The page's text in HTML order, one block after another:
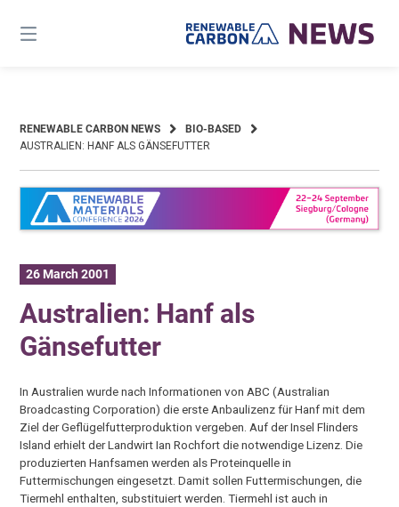
content
RENEWABLE CARBON NEWS
BIO-BASED
AUSTRALIEN: HANF ALS GÄNSEFUTTER
26 March 2001
Australien: Hanf als
Gänsefutter
In Australien wurde nach Informationen von ABC (Australian
Broadcasting Corporation) die erste Anbaulizenz für Hanf mit dem
Ziel der Geflügelfutterproduktion vergeben. Auf der Insel Flinders
Island erhielt der Landwirt Ian Rochfort die notwendige Lizenz. Die
produzierten Hanfsamen werden als Proteinquelle in
Futtermischungen eingesetzt. Damit sollen Futtermischungen, die
Tiermehl enthalten, substituiert werden. Tiermehl ist auch in